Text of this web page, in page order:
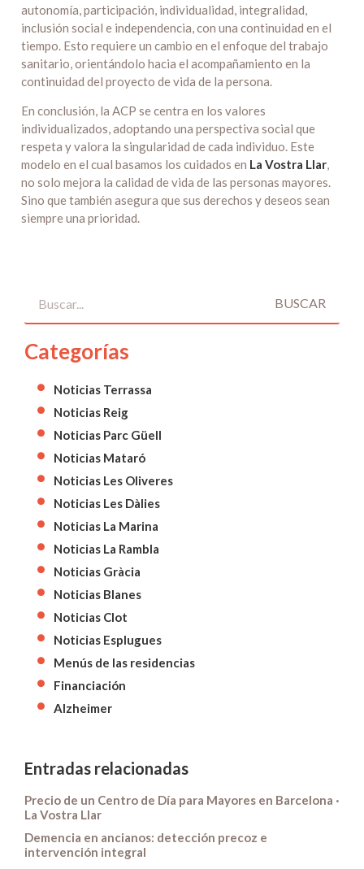
autonomía, participación, individualidad, integralidad,
inclusión social e independencia, con una continuidad en el
tiempo. Esto requiere un cambio en el enfoque del trabajo
sanitario, orientándolo hacia el acompañamiento en la
continuidad del proyecto de vida de la persona.
En conclusión, la ACP se centra en los valores
individualizados, adoptando una perspectiva social que
respeta y valora la singularidad de cada individuo. Este
modelo en el cual basamos los cuidados en La Vostra Llar,
no solo mejora la calidad de vida de las personas mayores.
Sino que también asegura que sus derechos y deseos sean
siempre una prioridad.
BUSCAR
Categorías
Noticias Terrassa
Noticias Reig
Noticias Parc Güell
Noticias Mataró
Noticias Les Oliveres
Noticias Les Dàlies
Noticias La Marina
Noticias La Rambla
Noticias Gràcia
Noticias Blanes
Noticias Clot
Noticias Esplugues
Menús de las residencias
Financiación
Alzheimer
Entradas relacionadas
Precio de un Centro de Día para Mayores en Barcelona ·
La Vostra Llar
Demencia en ancianos: detección precoz e
intervención integral